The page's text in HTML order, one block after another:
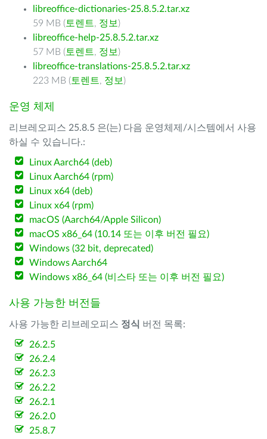
libreoffice-dictionaries-25.8.5.2.tar.xz
59 MB ( 토렌트, 정보 )
libreoffice-help-25.8.5.2.tar.xz
57 MB ( 토렌트, 정보 )
libreoffice-translations-25.8.5.2.tar.xz
223 MB ( 토렌트, 정보 )
운영 체제
리브레오피스 25.8.5 은(는) 다음 운영체제/시스템에서 사용
하실 수 있습니다.:
Linux Aarch64 (deb)
Linux Aarch64 (rpm)
Linux x64 (deb)
Linux x64 (rpm)
macOS (Aarch64/Apple Silicon)
macOS x86_64 (10.14 또는 이후 버전 필요)
Windows (32 bit, deprecated)
Windows Aarch64
Windows x86_64 (비스타 또는 이후 버전 필요)
사용 가능한 버전들
사용 가능한 리브레오피스 정식 버전 목록:
26.2.5
26.2.4
26.2.3
26.2.2
26.2.1
26.2.0
25.8.7